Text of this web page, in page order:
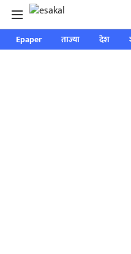
Epaper ताज्या देश